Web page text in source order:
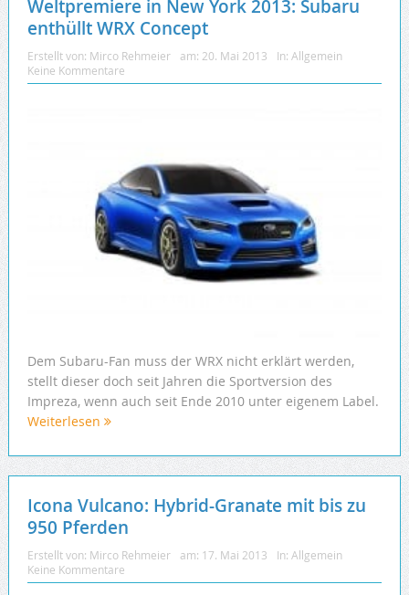
Weltpremiere in New York 2013: Subaru
enthüllt WRX Concept
Erstellt von: Mirco Rehmeier am: 20. Mai 2013 In: Allgemein
Keine Kommentare
Dem Subaru-Fan muss der WRX nicht erklärt werden,
stellt dieser doch seit Jahren die Sportversion des
Impreza, wenn auch seit Ende 2010 unter eigenem Label.
Weiterlesen
Icona Vulcano: Hybrid-Granate mit bis zu
950 Pferden
Erstellt von: Mirco Rehmeier am: 17. Mai 2013 In: Allgemein
Keine Kommentare